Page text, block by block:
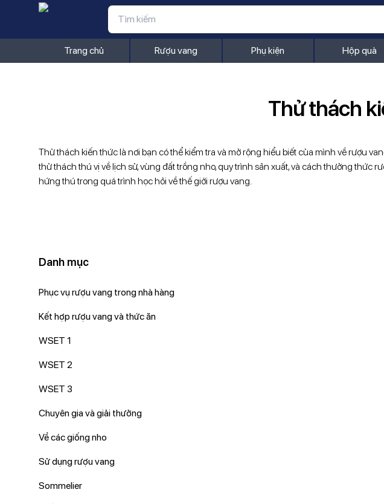
Trang chủ Rượu vang Phụ kiện Hộp quà
Thử thách
Thử thách kiến thức là nơi bạn có thể kiểm tra và mở rộng hiểu biết của mình về rượu
thử thách thú vị về lịch sử, vùng đất trồng nho, quy trình sản xuất, và cách thưởng thức
hứng thú trong quá trình học hỏi về thế giới rượu vang.
Danh mục
Phục vụ rượu vang trong nhà hàng
Kết hợp rượu vang và thức ăn
WSET 1
WSET 2
WSET 3
Chuyên gia và giải thưởng
Về các giống nho
Sử dụng rượu vang
Sommelier